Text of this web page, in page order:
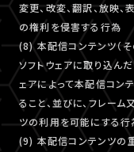
変更、改変、翻訳、放映
の権利を侵害する行為
(8) 本配信コンテンツ（そ
ソフトウェアに取り込ん
ェアによって本配信コン
ること、並びに、フレー
ツの利用を可能にする行
(9) 本配信コンテンツの